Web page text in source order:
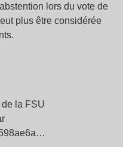
lors du vote de
plus être considérée
la FSU